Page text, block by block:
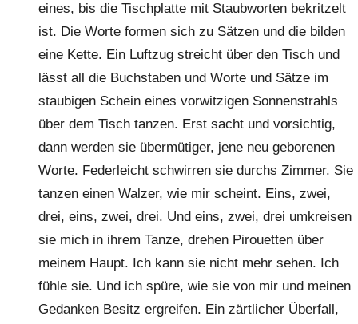
eines, bis die Tischplatte mit Staubworten bekritzelt
ist. Die Worte formen sich zu Sätzen und die bilden
eine Kette. Ein Luftzug streicht über den Tisch und
lässt all die Buchstaben und Worte und Sätze im
staubigen Schein eines vorwitzigen Sonnenstrahls
über dem Tisch tanzen. Erst sacht und vorsichtig,
dann werden sie übermütiger, jene neu geborenen
Worte. Federleicht schwirren sie durchs Zimmer. Sie
tanzen einen Walzer, wie mir scheint. Eins, zwei,
drei, eins, zwei, drei. Und eins, zwei, drei umkreisen
sie mich in ihrem Tanze, drehen Pirouetten über
meinem Haupt. Ich kann sie nicht mehr sehen. Ich
fühle sie. Und ich spüre, wie sie von mir und meinen
Gedanken Besitz ergreifen. Ein zärtlicher Überfall,